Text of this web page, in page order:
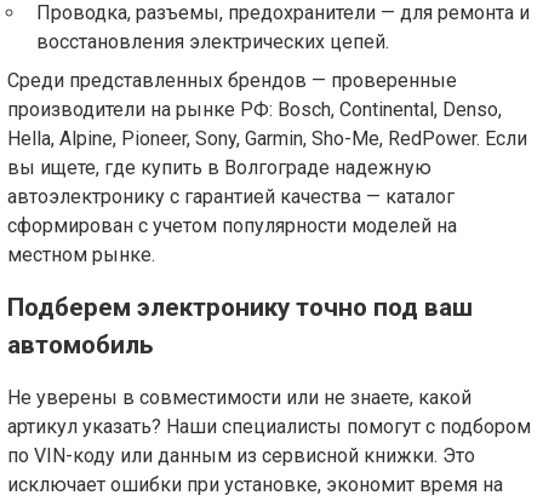
Проводка, разъемы, предохранители — для ремонта и
восстановления электрических цепей.
Среди представленных брендов — проверенные
производители на рынке РФ: Bosch, Continental, Denso,
Hella, Alpine, Pioneer, Sony, Garmin, Sho-Me, RedPower. Если
вы ищете, где купить в Волгограде надежную
автоэлектронику с гарантией качества — каталог
сформирован с учетом популярности моделей на
местном рынке.
Подберем электронику точно под ваш
автомобиль
Не уверены в совместимости или не знаете, какой
артикул указать? Наши специалисты помогут с подбором
по VIN-коду или данным из сервисной книжки. Это
исключает ошибки при установке, экономит время на